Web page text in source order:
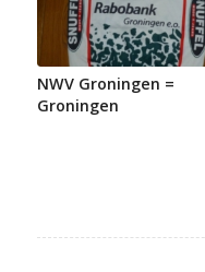
NWV Groningen =
Groningen